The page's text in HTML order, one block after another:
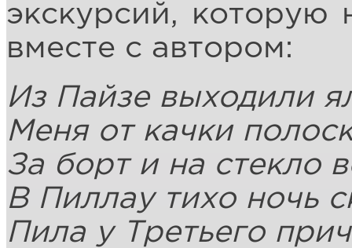
экскурсий, которую
вместе с автором:
Из Пайзе выходили
Меня от качки
За борт и на стекло
В Пиллау тихо ночь
Пила у Третьего